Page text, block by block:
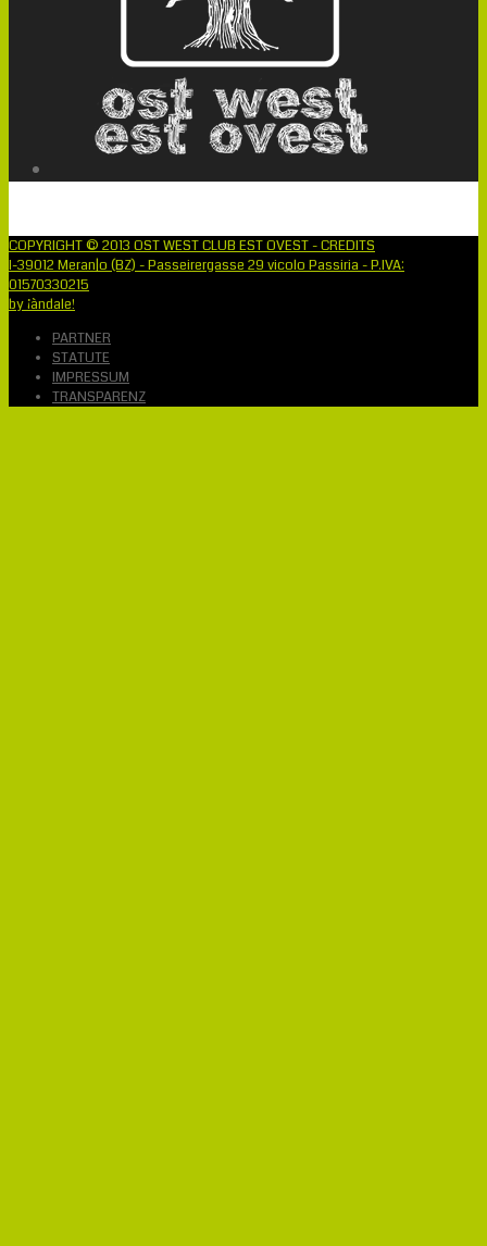
COPYRIGHT © 2013 OST WEST CLUB EST OVEST - CREDITS
I-39012 Meran|o (BZ) - Passeirergasse 29 vicolo Passiria - P.IVA:
01570330215
by ¡àndale!
PARTNER
STATUTE
IMPRESSUM
TRANSPARENZ